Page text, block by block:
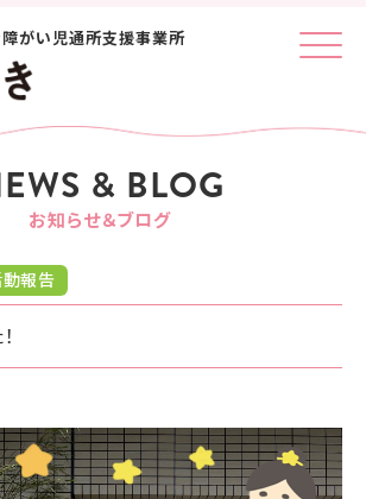
がい児通所支援事業所
Click
& BLOG
お知らせ＆ブログ
動報告